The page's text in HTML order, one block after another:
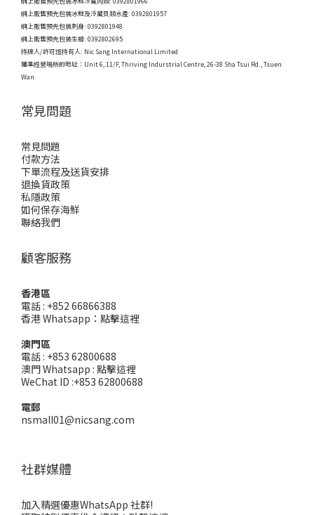
網上販售預先包裝冰鮮及冷藏貝類水產: 0392801957
網上販售預先包裝刺身: 0392801948
網上販售預先包裝生蠔: 0392802695
持牌人/許可證持有人: Nic Sang International Limited
獲準經營場所的地址： Unit 6, 11/F, Thriving Indurstrial Centre, 26-38 Sha Tsui Rd., Tsuen
Wan
常見問題
常見問題
付款方法
下單流程及送貨安排
退換貨政策
私隱政策
如何保存海鮮
聯絡我們
顧客服務
香港區
電話 : +852 66866388
香港 Whatsapp： 點擊這裡
澳門區
電話 : +853 62800688
澳門 Whatsapp : 點擊這裡
WeChat ID :+853 62800688
電郵
nsmall01@nicsang.com
社群媒體
加入精選優惠WhatsApp 社群!